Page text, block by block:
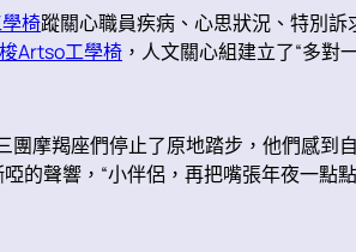
椅蹤關心職員疾病、心思狀況、特別
Artso工學椅 ，人文關心組建立了“多對
摩羯座們停止了原地踏步，他們感
的聲響，“小伴侶，再把嘴張年夜一點點